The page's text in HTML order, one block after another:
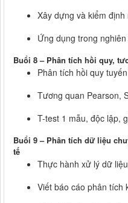
Xây dựng và kiểm
Ứng dụng trong
Buổi 8 – Phân tích hồi quy,
Phân tích hồi quy
Tương quan Pearson,
T-test 1 mẫu, độc lập,
Buổi 9 – Phân tích dữ liệu
tế
Thực hành xử lý dữ
Viết báo cáo phân tích